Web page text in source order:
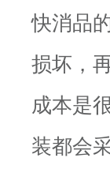
快消品
损坏，
成本是
装都会